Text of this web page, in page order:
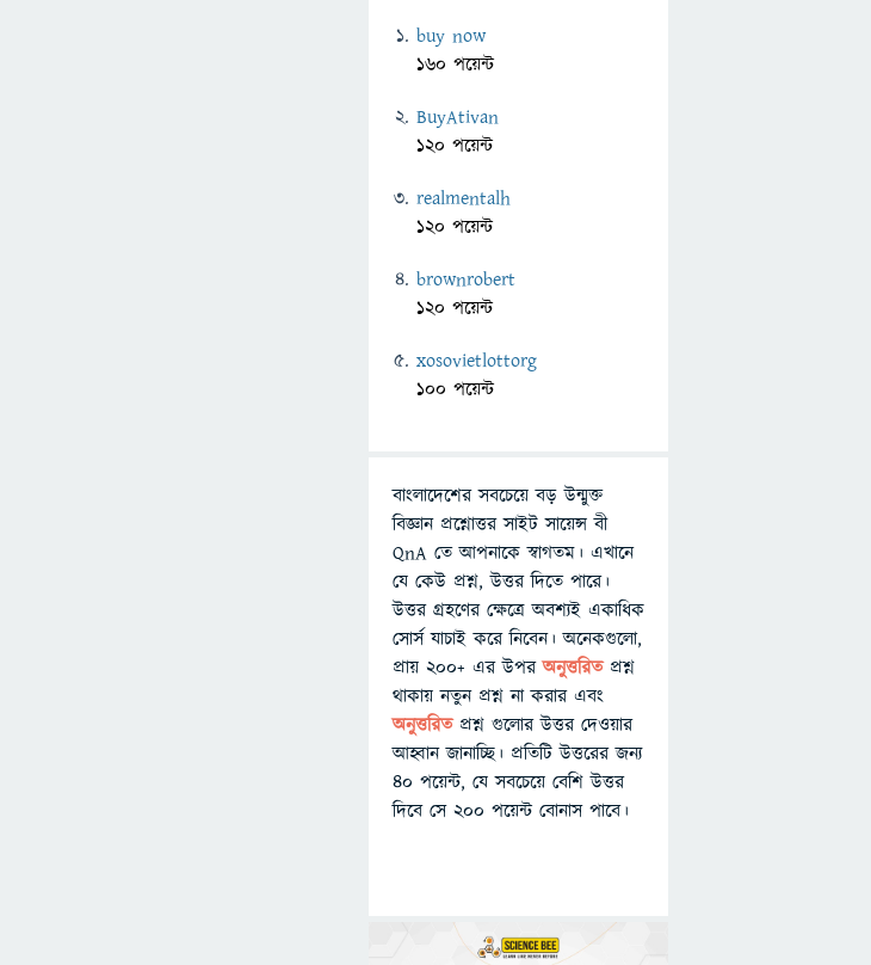
buy now
160 পয়েন্ট
BuyAtivan
120 পয়েন্ট
realmentalh
120 পয়েন্ট
brownrobert
120 পয়েন্ট
xosovietlottorg
100 পয়েন্ট
বাংলাদেশের সবচেয়ে বড় উন্মুক্ত
বিজ্ঞান প্রশ্নোত্তর সাইট সায়েন্স বী
QnA তে আপনাকে স্বাগতম। এখানে
যে কেউ প্রশ্ন, উত্তর দিতে পারে।
উত্তর গ্রহণের ক্ষেত্রে অবশ্যই একাধিক
সোর্স যাচাই করে নিবেন। অনেকগুলো,
প্রায় ২০০+ এর উপরঅনুত্তরিতপ্রশ্ন
থাকায় নতুন প্রশ্ন না করার এবং
অনুত্তরিত প্রশ্ন গুলোর উত্তর দেওয়ার
আহ্বান জানাচ্ছি। প্রতিটি উত্তরের জন্য
৪০ পয়েন্ট, যে সবচেয়ে বেশি উত্তর
দিবে সে ২০০ পয়েন্ট বোনাস পাবে।